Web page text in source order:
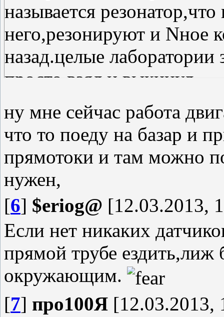
называется
него,резонируют и Nное
назад.целые
просто взял и выкинул
ну мне сейчас работа
что то поеду на базар и
прямотоки и там можно
нужен,
[6] $eriog@ [12.03.2013,
Если нет никаких
прямой трубе ездить,лиж
окружающим.
[7] про100Я [12.03.2013,